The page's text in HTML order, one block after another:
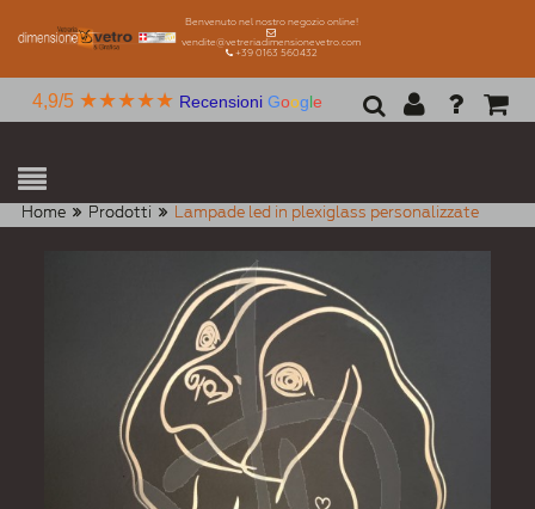
Benvenuto nel nostro negozio online!
vendite@vetreriadimensionevetro.com
+39 0163 560432
4,9/5 ★★★★★ Recensioni Google
Home Prodotti Lampade led in plexiglass personalizzate